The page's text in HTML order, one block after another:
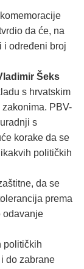
da će, na
i određeni broj
Šeks
s hrvatskim
PBV-
s
korake da se
političkih
da se
prema
odavanje
političkih
do zabrane